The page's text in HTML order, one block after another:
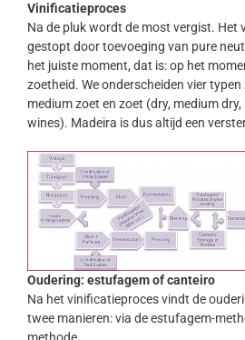
Vinificatieproces
Na de pluk wordt de most vergist. Het
gestopt door toevoeging van pure
het juiste moment, dat is: op het
zoetheid. We onderscheiden vier
medium zoet en zoet (dry, medium
wines). Madeira is dus altijd een
Oudering: estufagem of canteiro
Na het vinificatieproces vindt de
twee manieren: via de estufagem-